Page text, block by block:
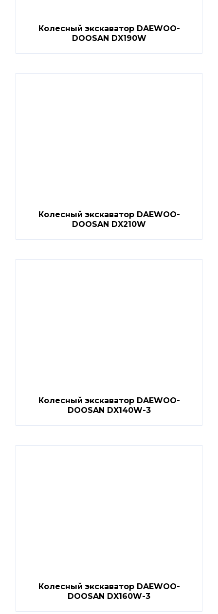
Колесный экскаватор DAEWOO-
DOOSAN DX190W
Колесный экскаватор DAEWOO-
DOOSAN DX210W
Колесный экскаватор DAEWOO-
DOOSAN DX140W-3
Колесный экскаватор DAEWOO-
DOOSAN DX160W-3